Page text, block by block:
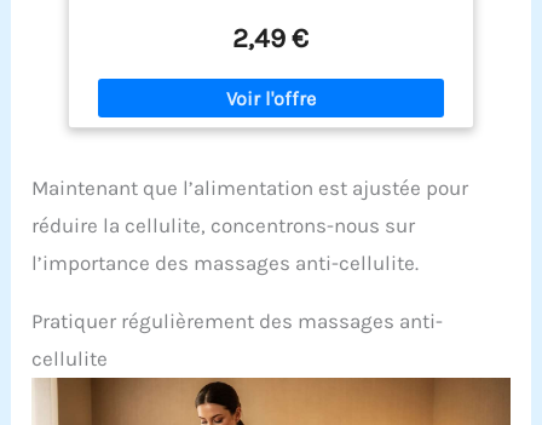
2,49 €
Maintenant que l’alimentation est ajustée pour
réduire la cellulite, concentrons-nous sur
l’importance des massages anti-cellulite.
Pratiquer régulièrement des massages anti-
cellulite